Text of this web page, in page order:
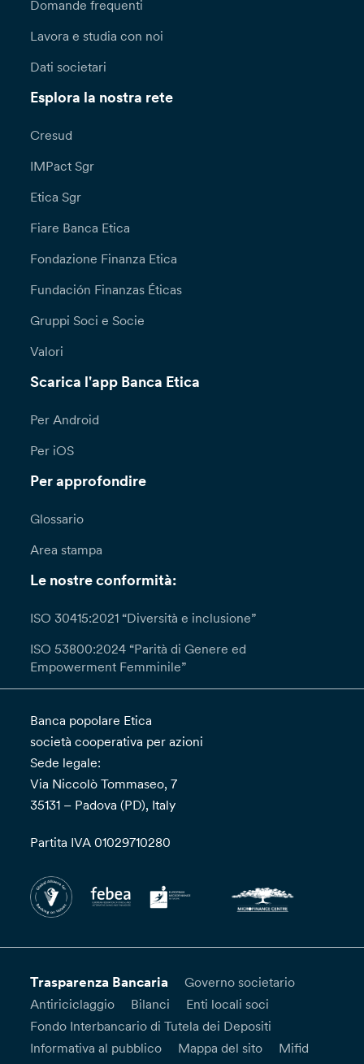
Domande frequenti
Lavora e studia con noi
Dati societari
Esplora la nostra rete
Cresud
IMPact Sgr
Etica Sgr
Fiare Banca Etica
Fondazione Finanza Etica
Fundación Finanzas Éticas
Gruppi Soci e Socie
Valori
Scarica l'app Banca Etica
Per Android
Per iOS
Per approfondire
Glossario
Area stampa
Le nostre conformità:
ISO 30415:2021 “Diversità e inclusione”
ISO 53800:2024 “Parità di Genere ed
Empowerment Femminile”
Banca popolare Etica
società cooperativa per azioni
Sede legale:
Via Niccolò Tommaseo, 7
35131 – Padova (PD), Italy
Partita IVA 01029710280
Trasparenza Bancaria
Governo societario
Antiriciclaggio
Bilanci
Enti locali soci
Fondo Interbancario di Tutela dei Depositi
Informativa al pubblico
Mappa del sito
Mifid